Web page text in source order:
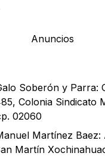
Anuncios
Soberón y Parra:
Colonia Sindicato
02060
Martínez Baez:
Martín